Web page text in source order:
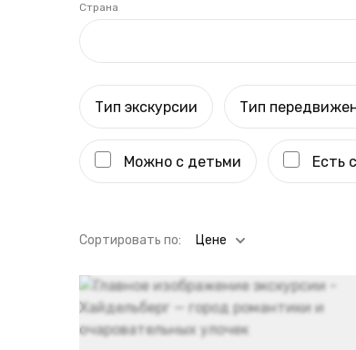
Страна
Тип экскурсии Тип
Можно с детьми Есть
Cортировать по: Цене